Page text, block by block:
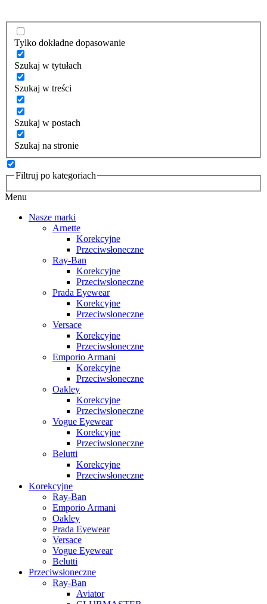
Tylko dokładne dopasowanie
Szukaj w tytułach
Szukaj w treści
Szukaj w postach
Szukaj na stronie
Filtruj po kategoriach
Menu
Nasze marki
Arnette
Korekcyjne
Przeciwsłoneczne
Ray-Ban
Korekcyjne
Przeciwsłoneczne
Prada Eyewear
Korekcyjne
Przeciwsłoneczne
Versace
Korekcyjne
Przeciwsłoneczne
Emporio Armani
Korekcyjne
Przeciwsłoneczne
Oakley
Korekcyjne
Przeciwsłoneczne
Vogue Eyewear
Korekcyjne
Przeciwsłoneczne
Belutti
Korekcyjne
Przeciwsłoneczne
Korekcyjne
Ray-Ban
Emporio Armani
Oakley
Prada Eyewear
Versace
Vogue Eyewear
Belutti
Przeciwsłoneczne
Ray-Ban
Aviator